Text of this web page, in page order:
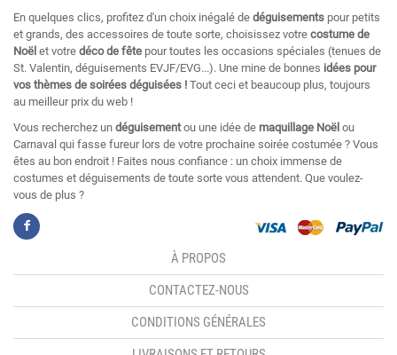
En quelques clics, profitez d'un choix inégalé de déguisements pour petits
et grands, des accessoires de toute sorte, choisissez votre costume de
Noël et votre déco de fête pour toutes les occasions spéciales (tenues de
St. Valentin, déguisements EVJF/EVG...). Une mine de bonnes idées pour
vos thèmes de soirées déguisées ! Tout ceci et beaucoup plus, toujours
au meilleur prix du web !
Vous recherchez un déguisementou une idée de maquillage Noël ou
Carnaval qui fasse fureur lors de votre prochaine soirée costumée ? Vous
êtes au bon endroit ! Faites nous confiance : un choix immense de
costumes et déguisements de toute sorte vous attendent. Que voulez-
vous de plus ?
À PROPOS
CONTACTEZ-NOUS
CONDITIONS GÉNÉRALES